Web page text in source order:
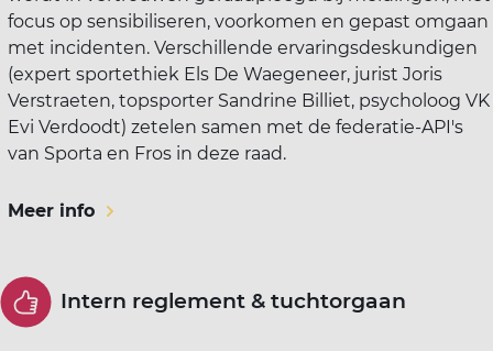
focus op sensibiliseren, voorkomen en gepast omgaan
met incidenten. Verschillende ervaringsdeskundigen
(expert sportethiek Els De Waegeneer, jurist Joris
Verstraeten, topsporter Sandrine Billiet, psycholoog VK
Evi Verdoodt) zetelen samen met de federatie-API's
van Sporta en Fros in deze raad.
Meer info
Intern reglement & tuchtorgaan